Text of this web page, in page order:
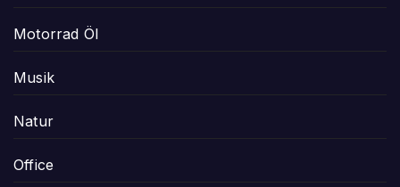
Motorrad Öl
Musik
Natur
Office